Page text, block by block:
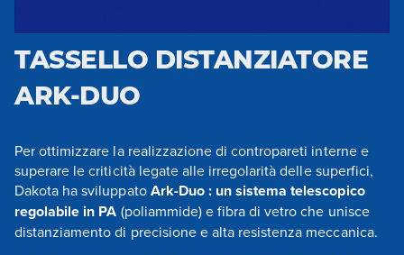
TASSELLO DISTANZIATORE
ARK-DUO
Per ottimizzare la realizzazione di contropareti interne e
superare le criticità legate alle irregolarità delle superfici,
Dakota ha sviluppatoArk-Duo : un sistema telescopico
regolabile in PA (poliammide) e fibra di vetro che unisce
distanziamento di precisione e alta resistenza meccanica.